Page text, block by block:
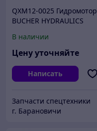
QXM12-0025 Гидромотор
BUCHER HYDRAULICS
100033969 / AL213705 для
John Deere 6 М 185, 6 М
230
В наличии
Цену уточняйте
Написать
Запчасти спецтехники
г. Барановичи